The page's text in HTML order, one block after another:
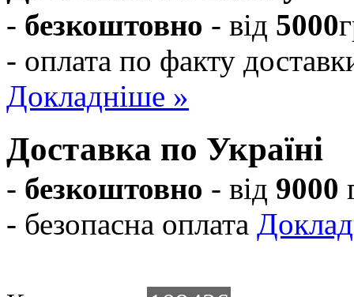
- безкоштовно - від 5000
- оплата по факту
Докладніше »
Доставка по Україні
- безкоштовно - від 9000
- безопасна оплата